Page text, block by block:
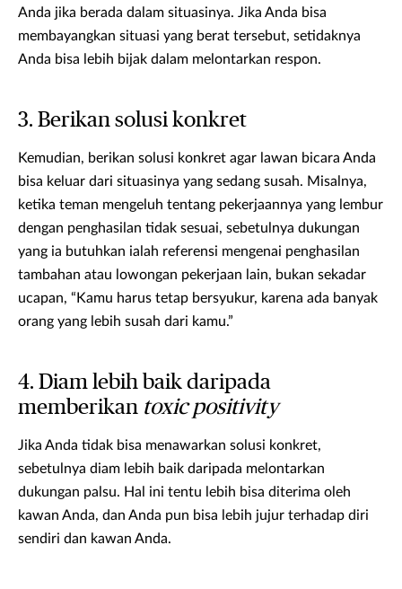
Anda jika berada dalam situasinya. Jika Anda bisa
membayangkan situasi yang berat tersebut, setidaknya
Anda bisa lebih bijak dalam melontarkan respon.
3. Berikan solusi konkret
Kemudian, berikan solusi konkret agar lawan bicara Anda
bisa keluar dari situasinya yang sedang susah. Misalnya,
ketika teman mengeluh tentang pekerjaannya yang lembur
dengan penghasilan tidak sesuai, sebetulnya dukungan
yang ia butuhkan ialah referensi mengenai penghasilan
tambahan atau lowongan pekerjaan lain, bukan sekadar
ucapan, “Kamu harus tetap bersyukur, karena ada banyak
orang yang lebih susah dari kamu.”
4. Diam lebih baik daripada
memberikan toxic positivity
Jika Anda tidak bisa menawarkan solusi konkret,
sebetulnya diam lebih baik daripada melontarkan
dukungan palsu. Hal ini tentu lebih bisa diterima oleh
kawan Anda, dan Anda pun bisa lebih jujur terhadap diri
sendiri dan kawan Anda.